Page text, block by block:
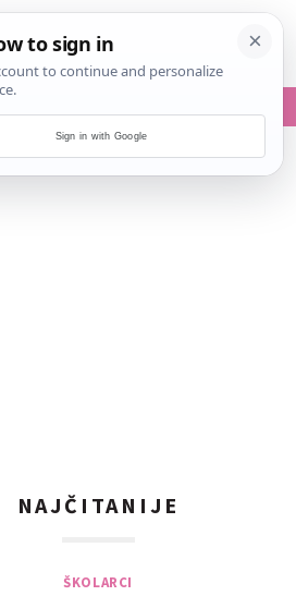
NAJČITANIJE
ŠKOLARCI
Sign in with Google